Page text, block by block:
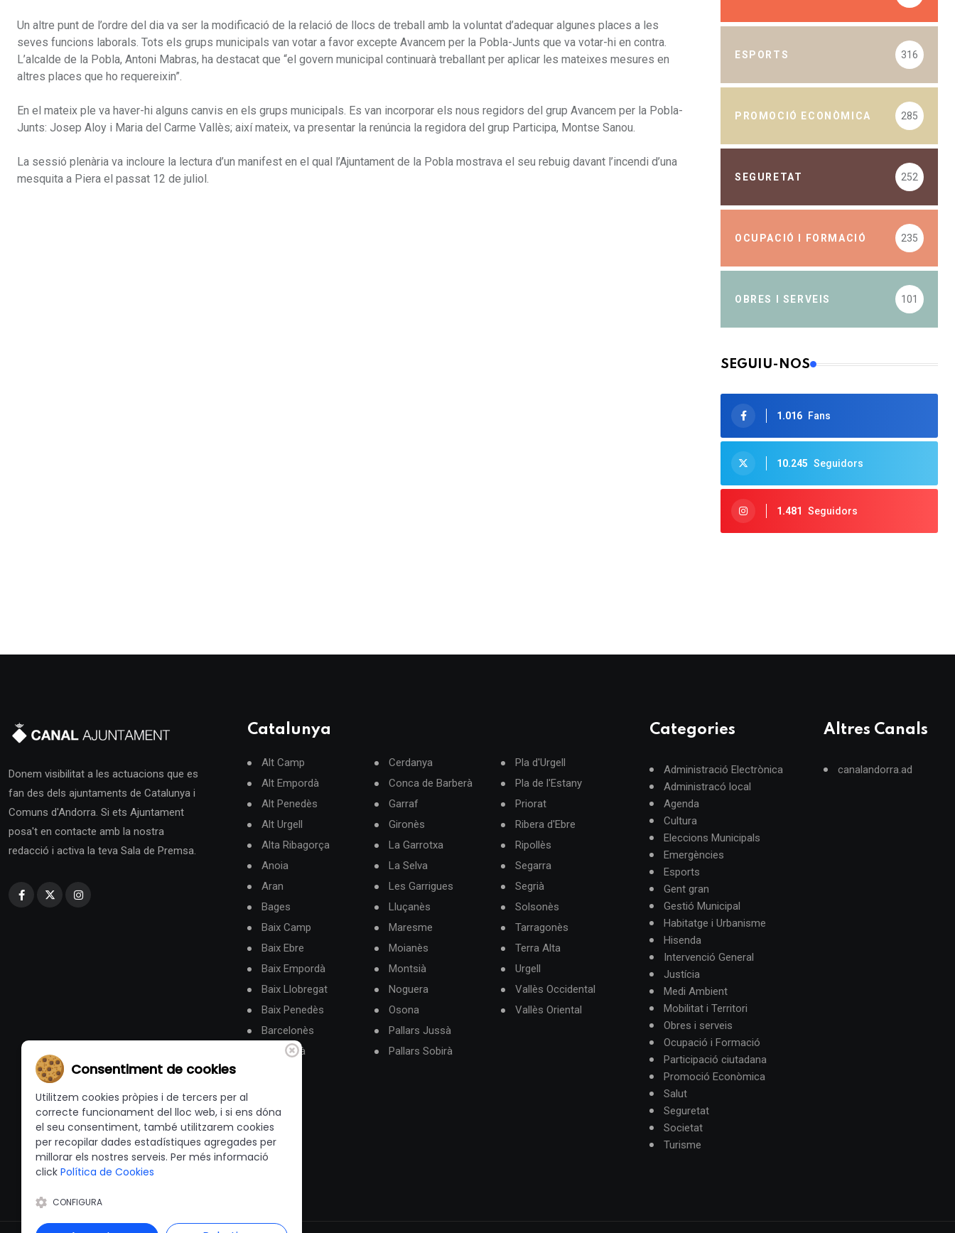
Un altre punt de l’ordre del dia va ser la modificació de la relació de llocs de treball amb la voluntat d’adequar algunes places a les
seves funcions laborals. Tots els grups municipals van votar a favor excepte Avancem per la Pobla-Junts que va votar-hi en contra.
L’alcalde de la Pobla, Antoni Mabras, ha destacat que “el govern municipal continuarà treballant per aplicar les mateixes mesures en
altres places que ho requereixin”.
En el mateix ple va haver-hi alguns canvis en els grups municipals. Es van incorporar els nous regidors del grup Avancem per la Pobla-
Junts: Josep Aloy i Maria del Carme Vallès; així mateix, va presentar la renúncia la regidora del grup Participa, Montse Sanou.
La sessió plenària va incloure la lectura d’un manifest en el qual l’Ajuntament de la Pobla mostrava el seu rebuig davant l’incendi d’una
mesquita a Piera el passat 12 de juliol.
ESPORTS 316
PROMOCIÓ ECONÒMICA 285
SEGURETAT 252
OCUPACIÓ I FORMACIÓ 235
OBRES I SERVEIS 101
SEGUIU-NOS
1.016 Fans
10.245 Seguidors
1.481 Seguidors
Donem visibilitat a les actuacions que es
fan des dels ajuntaments de Catalunya i
Comuns d'Andorra. Si ets Ajuntament
posa't en contacte amb la nostra
redacció i activa la teva Sala de Premsa.
Catalunya
Alt Camp
Alt Empordà
Alt Penedès
Alt Urgell
Alta Ribagorça
Anoia
Aran
Bages
Baix Camp
Baix Ebre
Baix Empordà
Baix Llobregat
Baix Penedès
Barcelonès
Berguedà
Cerdanya
Conca de Barberà
Garraf
Gironès
La Garrotxa
La Selva
Les Garrigues
Lluçanès
Maresme
Moianès
Montsià
Noguera
Osona
Pallars Jussà
Pallars Sobirà
Pla d'Urgell
Pla de l'Estany
Priorat
Ribera d'Ebre
Ripollès
Segarra
Segrià
Solsonès
Tarragonès
Terra Alta
Urgell
Vallès Occidental
Vallès Oriental
Categories
Administració Electrònica
Administracó local
Agenda
Cultura
Eleccions Municipals
Emergències
Esports
Gent gran
Gestió Municipal
Habitatge i Urbanisme
Hisenda
Intervenció General
Justícia
Medi Ambient
Mobilitat i Territori
Obres i serveis
Ocupació i Formació
Participació ciutadana
Promoció Econòmica
Salut
Seguretat
Societat
Turisme
Altres Canals
canalandorra.ad
Consentiment de cookies
Utilitzem cookies pròpies i de tercers per al
correcte funcionament del lloc web, i si ens dóna
el seu consentiment, també utilitzarem cookies
per recopilar dades estadístiques agregades per
millorar els nostres serveis. Per més informació
click Política de Cookies
CONFIGURA